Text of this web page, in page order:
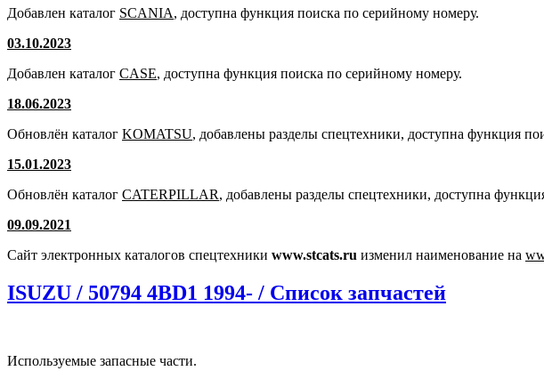
Добавлен каталог SCANIA, доступна функция поиска по серийному номеру.
03.10.2023
Добавлен каталог CASE, доступна функция поиска по серийному номеру.
18.06.2023
Обновлён каталог KOMATSU, добавлены разделы спецтехники, доступна функция
15.01.2023
Обновлён каталог CATERPILLAR, добавлены разделы спецтехники, доступна
09.09.2021
Сайт электронных каталогов спецтехники www.stcats.ru изменил наименование на
ISUZU / 50794 4BD1 1994- / Список запчастей
Используемые запасные части.